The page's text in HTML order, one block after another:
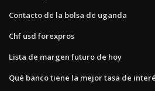
Contacto de la bolsa de uganda
Chf usd forexpros
Lista de margen futuro de hoy
Qué banco tiene la mejor tasa de